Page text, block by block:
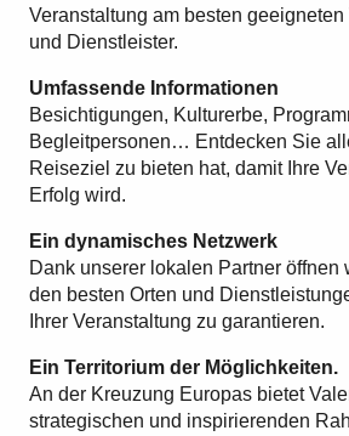
Veranstaltung am besten
und Dienstleister.
Umfassende Informationen
Besichtigungen, Kulturerbe,
Begleitpersonen… Entdecken Sie
Reiseziel zu bieten hat, damit Ihre
Erfolg wird.
Ein dynamisches Netzwerk
Dank unserer lokalen Partner öffnen
den besten Orten und
Ihrer Veranstaltung zu garantieren.
Ein Territorium der Möglichkeiten.
An der Kreuzung Europas bietet
strategischen und inspirierenden